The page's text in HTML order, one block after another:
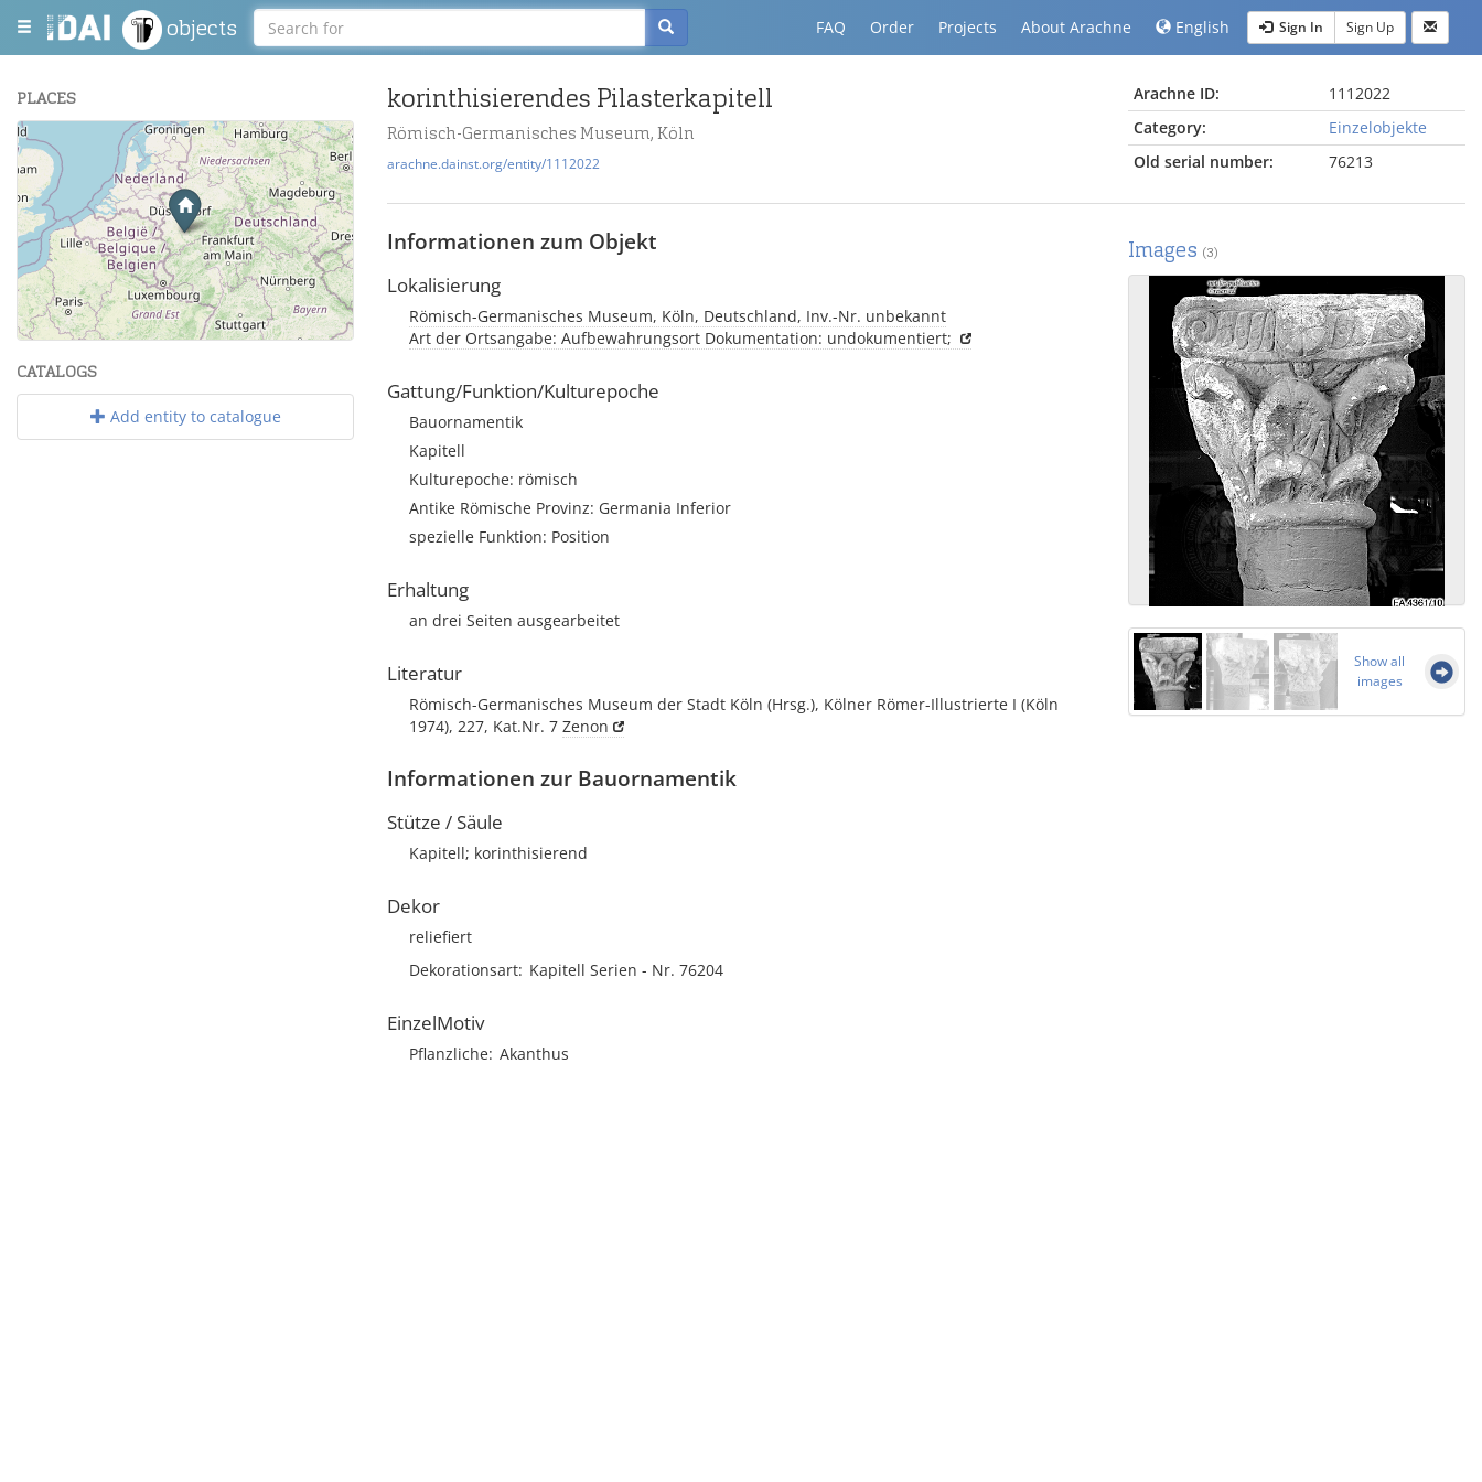
objects FAQ Order Projects About Arachne English Sign In Sign Up
PLACES
+
−
Leaflet| Maps and Data ©OpenStreetMap.
CATALOGS
Add entity to catalogue
korinthisierendes Pilasterkapitell
Römisch-Germanisches Museum, Köln
arachne.dainst.org/entity/1112022
Arachne ID:
1112022
Category:
Einzelobjekte
Old serial number:
76213
Informationen zum Objekt
Lokalisierung
Römisch-Germanisches Museum, Köln, Deutschland, Inv.-Nr. unbekannt
Art der Ortsangabe: Aufbewahrungsort Dokumentation: undokumentiert;
Gattung/Funktion/Kulturepoche
Bauornamentik
Kapitell
Kulturepoche: römisch
Antike Römische Provinz: Germania Inferior
spezielle Funktion: Position
Erhaltung
an drei Seiten ausgearbeitet
Literatur
Römisch-Germanisches Museum der Stadt Köln (Hrsg.), Kölner Römer-Illustrierte I (Köln
1974), 227, Kat.Nr. 7 Zenon
Informationen zur Bauornamentik
Stütze / Säule
Kapitell; korinthisierend
Dekor
reliefiert
Dekorationsart Kapitell Serien - Nr. 76204
EinzelMotiv
Pflanzliche Akanthus
Images (3)
Show all
images